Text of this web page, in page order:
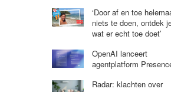
‘Door af en toe
niets te doen, ontdek
wat er echt toe doet’
OpenAI lanceert
agentplatform
Radar: klachten over